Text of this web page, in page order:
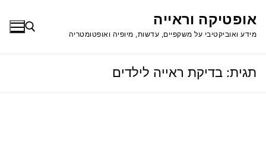
לתוכןאופטיקה וראייה
מידע ואוביקטיבי על משקפיים, עדשות, מיופיה ואופטומטריה
תגית: בדיקת ראייה לילדים